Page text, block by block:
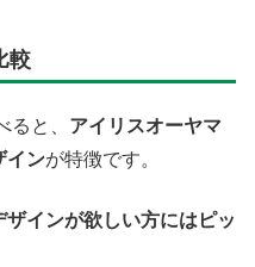
較
と、 アイリスオーヤマ
インが特徴です。
インが欲しい方にはピッ